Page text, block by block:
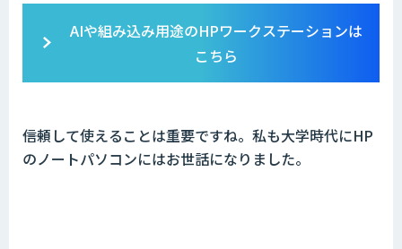
AIや組み込み用途のHPワークステーションは
こちら
――信頼して使えることは重要ですね。私も大学時代にHP
のノートパソコンにはお世話になりました。